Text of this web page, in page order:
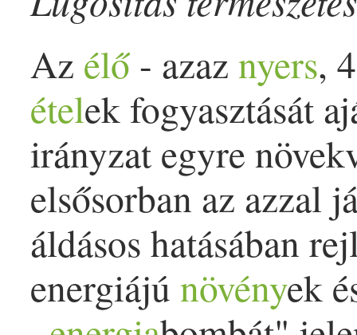
Az élő- azaznyers,
ételek fogyasztását
irányzat egyre
elsősorban az azzal
áldásos hatásában
energiájúnövények